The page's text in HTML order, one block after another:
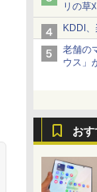
リの草
KDDI
老舗の
ウス」
化、
る。
お